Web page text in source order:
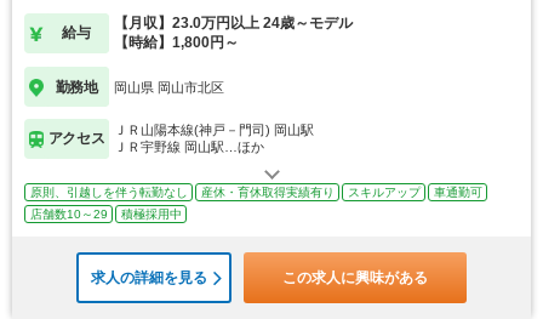
給与
【月収】23.0万円以上 24歳～モデル
【時給】1,800円～
勤務地 岡山県 岡山市北区
アクセス
ＪＲ山陽本線(神戸－門司) 岡山駅
ＪＲ宇野線 岡山駅…ほか
原則、引越しを伴う転勤なし 産休・育休取得実績有り スキルアップ
車通勤可
店舗数10～29
積極採用中
求人の詳細を見る この求人に興味がある